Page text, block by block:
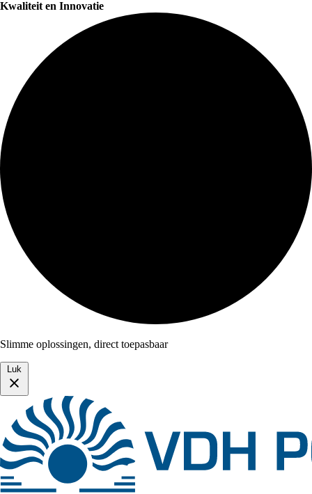
Kwaliteit en Innovatie
Slimme oplossingen, direct toepasbaar
Luk